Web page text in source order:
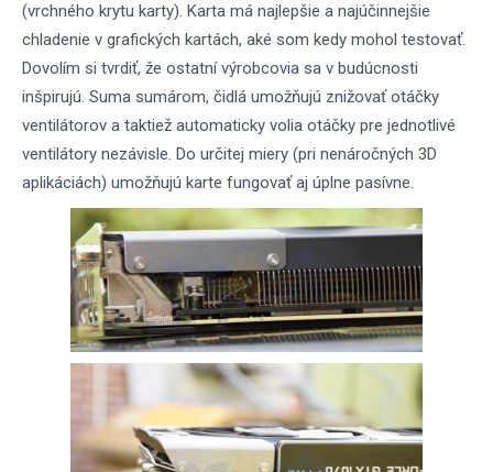
(vrchného krytu karty). Karta má najlepšie a najúčinnejšie
chladenie v grafických kartách, aké som kedy mohol testovať.
Dovolím si tvrdiť, že ostatní výrobcovia sa v budúcnosti
inšpirujú. Suma sumárom, čidlá umožňujú znižovať otáčky
ventilátorov a taktiež automaticky volia otáčky pre jednotlivé
ventilátory nezávisle. Do určitej miery (pri nenáročných 3D
aplikáciách) umožňujú karte fungovať aj úplne pasívne.